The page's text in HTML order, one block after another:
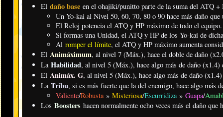
El daño base en el ohajiki/punitto parte de la suma del ATQ
Un Yo-kai al Nivel 50, 60, 70, 80 o 90 hace más daño
El Reloj potencia el ATQ y HP máximo de todo el equipo.
Si formas una Unidad, el ATQ y HP de los Yo-kai de
Al romper el límite, el ATQ y HP máximo aumenta
El Animáximum, al nivel 7 (Máx.), hace el doble de daño
La Habilidad, al nivel 5 (Máx.), hace algo más de daño (x1.4)
El Animáx. G, al nivel 5 (Máx.), hace algo más de daño
La Tribu, si es más fuerte que la del enemigo, hace algo más
Valiente/Robusta » Misteriosa/Escurridiza » Guapa/
Los Boosters hacen normalmente ocho veces más el daño que